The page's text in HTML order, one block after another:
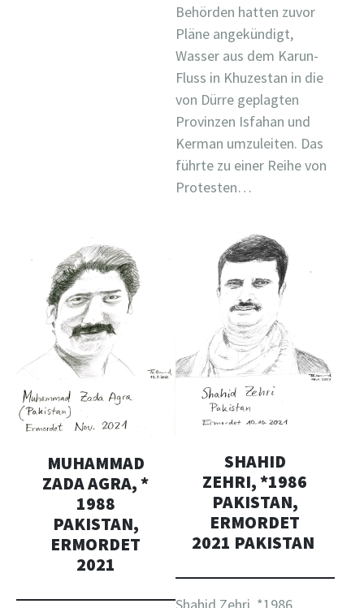
Behörden hatten zuvor
Pläne angekündigt,
Wasser aus dem Karun-
Fluss in Khuzestan in die
von Dürre geplagten
Provinzen Isfahan und
Kerman umzuleiten. Das
führte zu einer Reihe von
Protesten…
MUHAMMAD
ZADA AGRA, *
1988
PAKISTAN,
ERMORDET
2021
SHAHID
ZEHRI, *1986
PAKISTAN,
ERMORDET
2021 PAKISTAN